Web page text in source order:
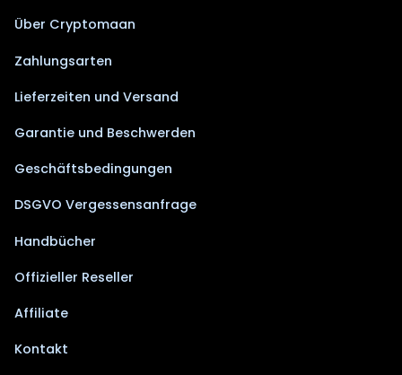
Über Cryptomaan
Zahlungsarten
Lieferzeiten und Versand
Garantie und Beschwerden
Geschäftsbedingungen
DSGVO Vergessensanfrage
Handbücher
Offizieller Reseller
Affiliate
Kontakt